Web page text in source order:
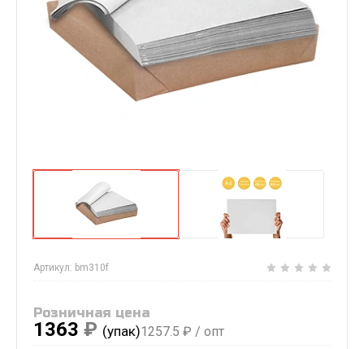
Артикул: bm310f
Розничная цена
1363 ₽ (упак)1257.5 ₽ / опт